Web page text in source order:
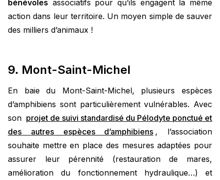
bénévoles associatifs pour qu’ils engagent la même
action dans leur territoire. Un moyen simple de sauver
des milliers d’animaux !
9. Mont-Saint-Michel
En baie du Mont-Saint-Michel, plusieurs espèces
d’amphibiens sont particulièrement vulnérables. Avec
son projet de suivi standardisé du Pélodyte ponctué et
des autres espèces d’amphibiens , l’association
souhaite mettre en place des mesures adaptées pour
assurer leur pérennité (restauration de mares,
amélioration du fonctionnement hydraulique…) et